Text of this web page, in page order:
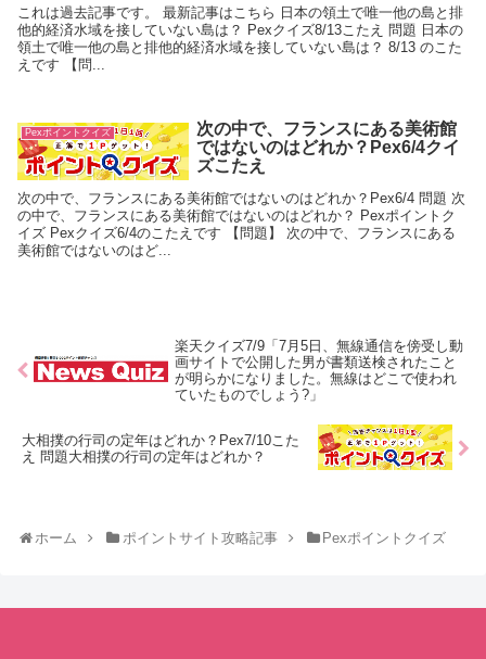
これは過去記事です。 最新記事はこちら 日本の領土で唯一他の島と排
他的経済水域を接していない島は？ Pexクイズ8/13こたえ 問題 日本の
領土で唯一他の島と排他的経済水域を接していない島は？ 8/13 のこた
えです 【問...
Pexポイントクイズ
次の中で、フランスにある美術館
ではないのはどれか？Pex6/4クイ
ズこたえ
次の中で、フランスにある美術館ではないのはどれか？Pex6/4 問題 次
の中で、フランスにある美術館ではないのはどれか？ Pexポイントク
イズ Pexクイズ6/4のこたえです 【問題】 次の中で、フランスにある
美術館ではないのはど...
楽天クイズ7/9「7月5日、無線通信を傍受し動
画サイトで公開した男が書類送検されたこと
が明らかになりました。無線はどこで使われ
ていたものでしょう?」
大相撲の行司の定年はどれか？Pex7/10こた
え 問題大相撲の行司の定年はどれか？
ホーム ポイントサイト攻略記事 Pexポイントクイズ